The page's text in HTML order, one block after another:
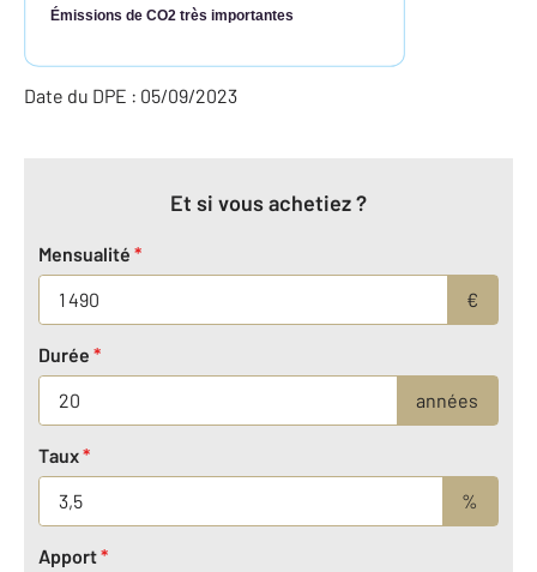
Émissions de CO2 très importantes
Date du DPE : 05/09/2023
Et si vous achetiez ?
Mensualité *
€
Durée *
années
Taux*
%
Apport*